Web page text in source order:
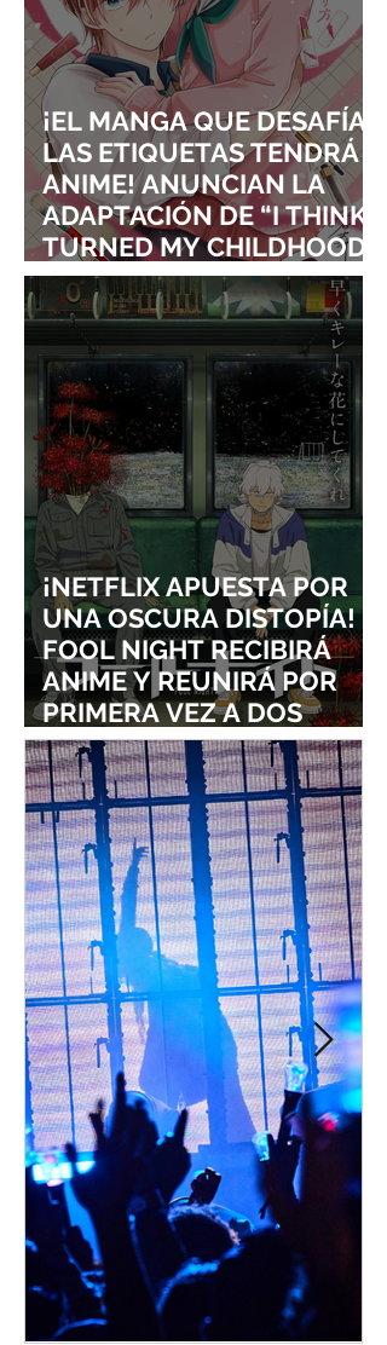
¡EL MANGA QUE DESAFÍA
LAS ETIQUETAS TENDRÁ
ANIME! ANUNCIAN LA
ADAPTACIÓN DE “I THINK I
TURNED MY CHILDHOOD
FRIEND INTO A GIRL”
¡NETFLIX APUESTA POR
UNA OSCURA DISTOPÍA!
FOOL NIGHT RECIBIRÁ
ANIME Y REUNIRÁ POR
PRIMERA VEZ A DOS
ESTUDIOS LEGENDARIOS